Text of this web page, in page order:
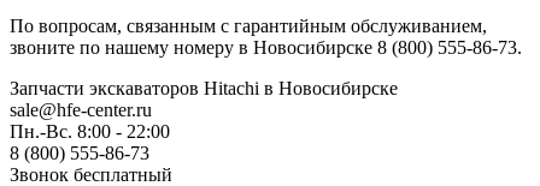
По вопросам, связанным с гарантийным обслуживанием,
звоните по нашему номеру в Новосибирске 8 (800) 555-86-73.
Запчасти экскаваторов Hitachi в Новосибирске
sale@hfe-center.ru
Пн.-Вс. 8:00 - 22:00
8 (800) 555-86-73
Звонок бесплатный